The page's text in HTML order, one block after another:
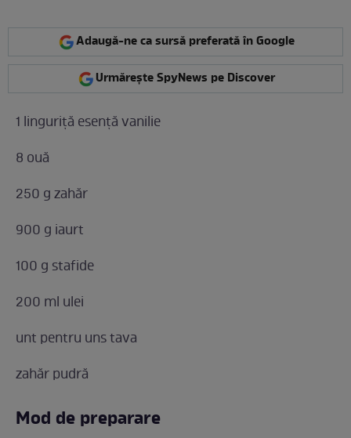
Adaugă-ne ca sursă preferată în Google
Urmărește SpyNews pe Discover
1 linguriță esență vanilie
8 ouă
250 g zahăr
900 g iaurt
100 g stafide
200 ml ulei
unt pentru uns tava
zahăr pudră
Mod de preparare